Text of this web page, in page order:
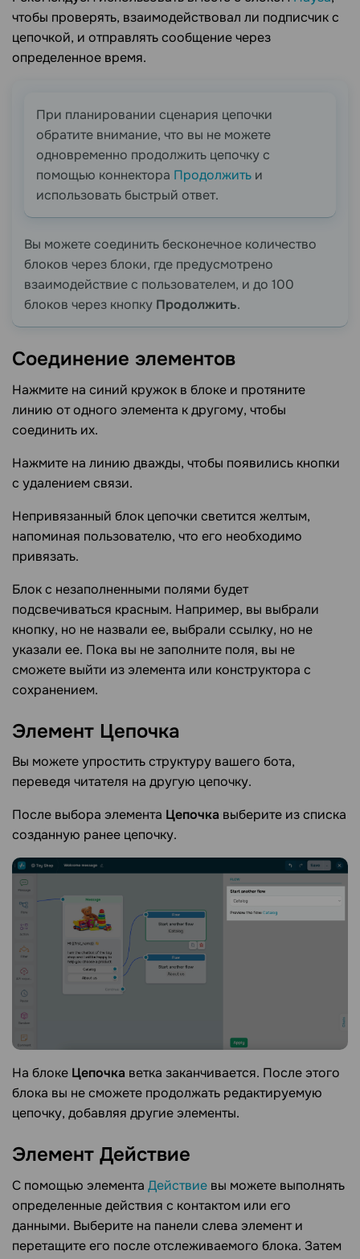
чтобы проверять, взаимодействовал ли подписчик с
цепочкой, и отправлять сообщение через
определенное время.
При планировании сценария цепочки
обратите внимание, что вы не можете
одновременно продолжить цепочку с
помощью коннектора Продолжить и
использовать быстрый ответ.
Вы можете соединить бесконечное количество
блоков через блоки, где предусмотрено
взаимодействие с пользователем, и до 100
блоков через кнопку Продолжить.
Соединение элементов
Нажмите на синий кружок в блоке и протяните
линию от одного элемента к другому, чтобы
соединить их.
Нажмите на линию дважды, чтобы появились кнопки
с удалением связи.
Непривязанный блок цепочки светится желтым,
напоминая пользователю, что его необходимо
привязать.
Блок с незаполненными полями будет
подсвечиваться красным. Например, вы выбрали
кнопку, но не назвали ее, выбрали ссылку, но не
указали ее. Пока вы не заполните поля, вы не
сможете выйти из элемента или конструктора с
сохранением.
Элемент Цепочка
Вы можете упростить структуру вашего бота,
переведя читателя на другую цепочку.
После выбора элемента Цепочка выберите из списка
созданную ранее цепочку.
На блоке Цепочка ветка заканчивается. После этого
блока вы не сможете продолжать редактируемую
цепочку, добавляя другие элементы.
Элемент Действие
С помощью элемента Действие вы можете выполнять
определенные действия с контактом или его
данными. Выберите на панели слева элемент и
перетащите его после отслеживаемого блока. Затем